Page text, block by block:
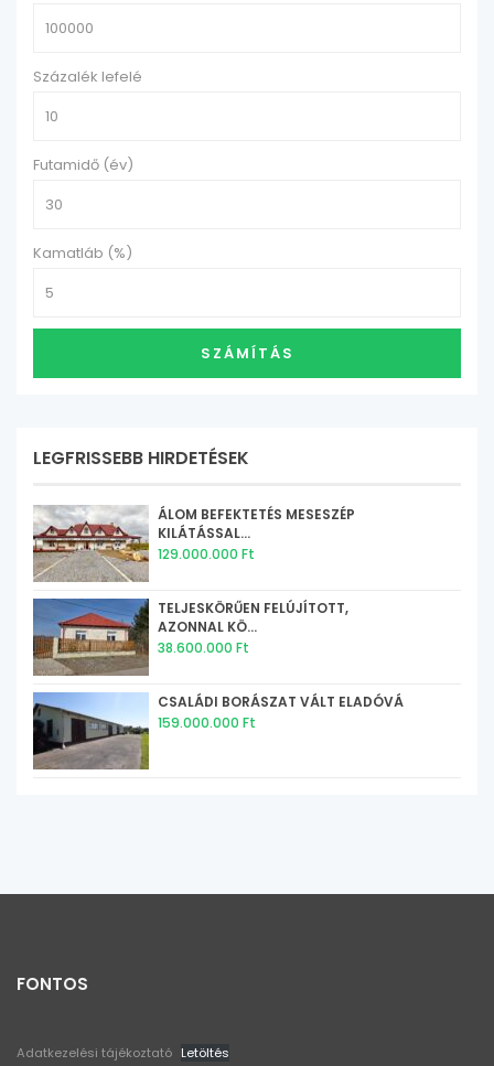
Százalék lefelé
Futamidő (év)
Kamatláb (%)
SZÁMÍTÁS
LEGFRISSEBB HIRDETÉSEK
ÁLOM BEFEKTETÉS MESESZÉP
KILÁTÁSSAL...
129.000.000 Ft
TELJESKÖRŰEN FELÚJÍTOTT,
AZONNAL KÖ...
38.600.000 Ft
CSALÁDI BORÁSZAT VÁLT ELADÓVÁ
159.000.000 Ft
FONTOS
Adatkezelési tájékoztató Letöltés